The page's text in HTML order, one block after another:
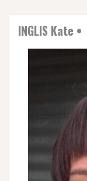
INGLIS Kate •